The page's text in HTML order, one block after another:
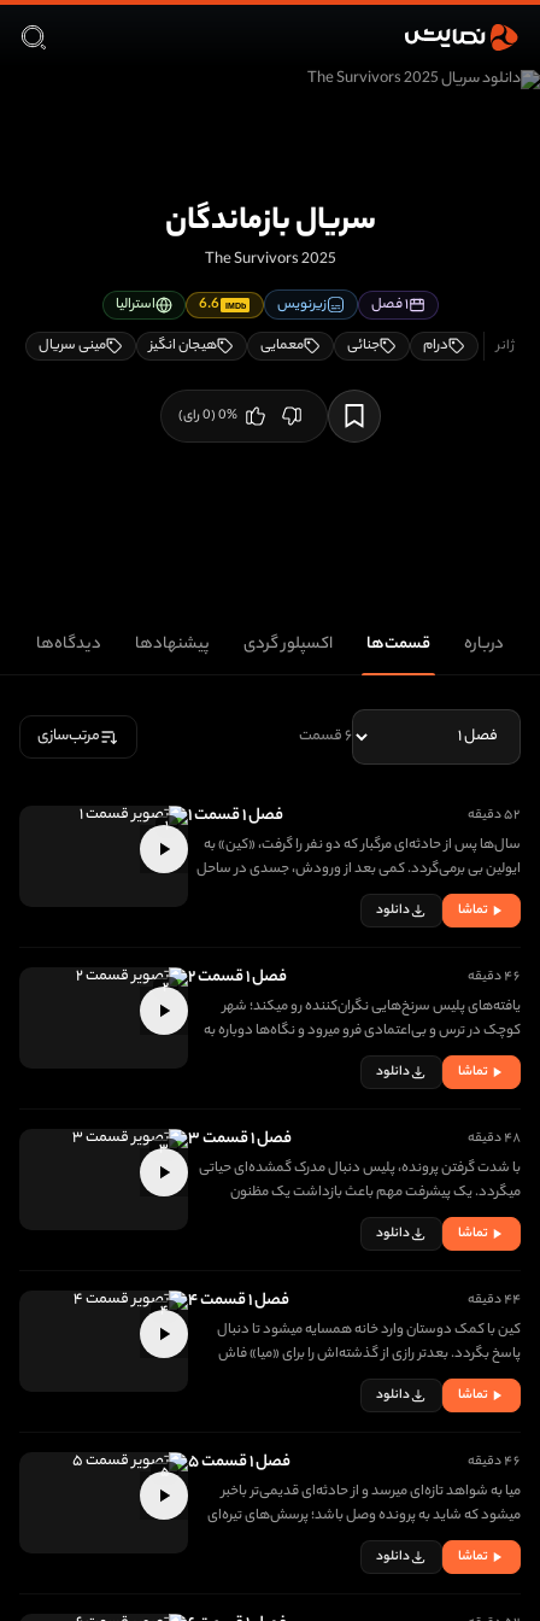
سریال بازماندگان
The Survivors 2025
۱ فصل زیرنویس IMDb
6.6
استرالیا
درام
جنائی معمایی هیجان انگیز مینی سریال
0%
(
0رای)
درباره قسمت‌ها اکسپلور گردی پیشنهادها دیدگاه‌ها
۶ قسمت مرتب‌سازی
۵۲ دقیقه فصل ۱ قسمت ۱
سال‌ها پس از حادثه‌ای مرگبار که دو نفر را گرفت، «کین» به
ایولین بی برمی‌گردد. کمی بعد از ورودش، جسدی در ساحل
پیدا میشود و زخم‌های قدیمی سرباز میکند.
تماشا دانلود
۱
۴۶ دقیقه فصل ۱ قسمت ۲
یافته‌های پلیس سرنخ‌هایی نگران‌کننده رو میکند؛ شهر
کوچک در ترس و بی‌اعتمادی فرو میرود و نگاه‌ها دوباره به
گذشته برمیگردد.
تماشا دانلود
۲
۴۸ دقیقه فصل ۱ قسمت ۳
با شدت گرفتن پرونده، پلیس دنبال مدرک گمشده‌ای حیاتی
میگردد. یک پیشرفت مهم باعث بازداشت یک مظنون
میشود.
تماشا دانلود
۳
۴۴ دقیقه فصل ۱ قسمت ۴
کین با کمک دوستان وارد خانه همسایه میشود تا دنبال
پاسخ بگردد. بعدتر رازی از گذشته‌اش را برای «میا» فاش
میکند.
تماشا دانلود
۴
۴۶ دقیقه فصل ۱ قسمت ۵
میا به شواهد تازه‌ای میرسد و از حادثه‌ای قدیمی‌تر باخبر
میشود که شاید به پرونده وصل باشد؛ پرسش‌های تیره‌ای
درباره دو مرد فوت‌شده شکل میگیرد.
تماشا دانلود
۵